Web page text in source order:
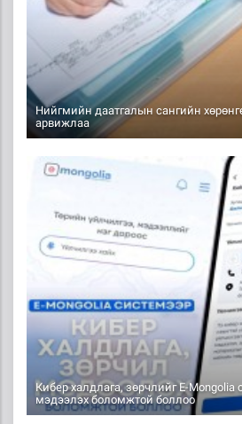
Нийгмийн даатгалын сангийн
арвижлаа
Кибер халдлага, зөрчлийг E-
мэдээлэх боломжтой боллоо